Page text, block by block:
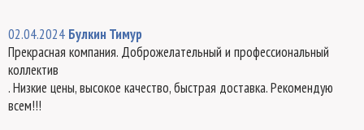
02.04.2024 Булкин Тимур
Прекрасная компания. Доброжелательный и профессиональный
коллектив
. Низкие цены, высокое качество, быстрая доставка. Рекомендую
всем!!!